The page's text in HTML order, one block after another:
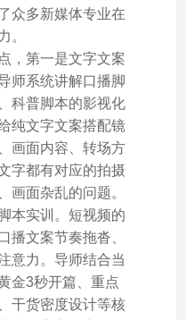
众多新媒体专业在
。
，第一是文字文案
师系统讲解口播脚
科普脚本的影视化
纯文字文案搭配镜
画面内容、转场方
字都有对应的拍摄
画面杂乱的问题。
本实训。短视频的
播文案节奏拖沓、
意力。导师结合当
金3秒开篇、重点
干货密度设计等核